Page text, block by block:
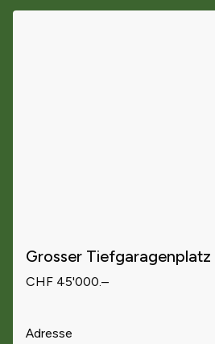
Grosser
CHF 45'000.–
Adresse